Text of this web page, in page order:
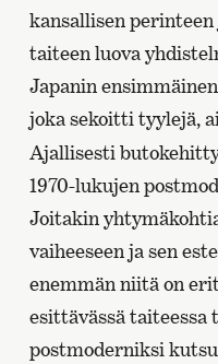
kansallisen
taiteen luova
Japanin
joka sekoitti tyylejä,
Ajallisesti
1970-lukujen
Joitakin
vaiheeseen ja sen
enemmän niitä on
esittävässä taiteessa
postmoderniksi